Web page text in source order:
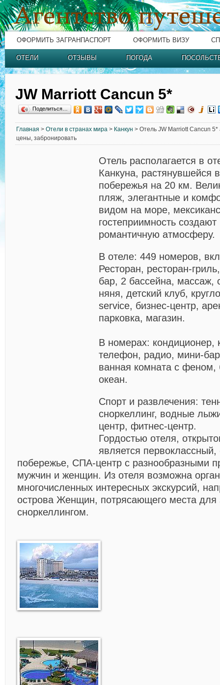
ОФОРМИТЬ ЗАГРАНПАСПОРТ ОФОРМИТЬ ВИЗУ
ОТЕЛИ ОТЗЫВЫ ПОГОДА
JW Marriott Cancun 5*
Поделиться…
Главная > Отели в странах мира > Канкун > Отель JW Marriott Cancun
цены, забронировать
Отель располагается в
Канкуна, растянувшейся
побережья на 20 км.
пляж, элегантные и
видом на море,
гостеприимность создают
романтичную атмосферу.
В отеле: 449 номеров,
Ресторан, ресторан-
бар, 2 бассейна, массаж,
няня, детский клуб,
service, бизнес-центр,
парковка, магазин.
В номерах: кондиционер,
телефон, радио, мини-
ванная комната с феном,
океан.
Спорт и развлечения:
сноркеллинг, водные
центр, фитнес-центр.
Гордостью отеля,
является
побережье, СПА-центр с разнообразными
мужчин и женщин. Из отеля возможна
многочисленных интересных экскурсий,
острова Женщин, потрясающего места для
сноркеллингом.